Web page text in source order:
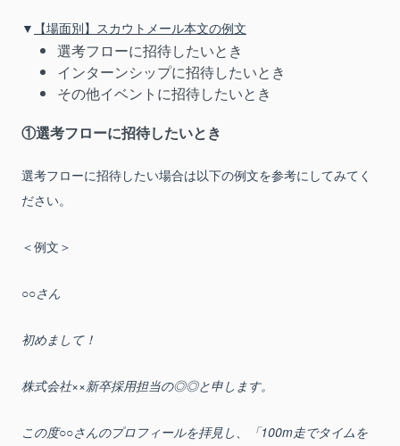
▼ 【場面別】スカウトメール本文の例文
選考フローに招待したいとき
インターンシップに招待したいとき
その他イベントに招待したいとき
①選考フローに招待したいとき
選考フローに招待したい場合は以下の例文を参考にしてみてく
ださい。
＜例文＞
○○さん
初めまして！
株式会社××新卒採用担当の◎◎と申します。
この度○○さんのプロフィールを拝見し、「100m走でタイムを